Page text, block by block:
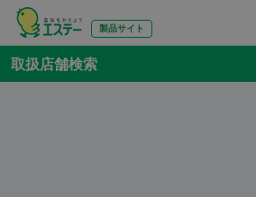
製品サイト
取扱店舗検索